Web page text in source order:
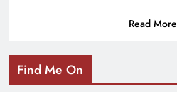
Read More
Find Me On